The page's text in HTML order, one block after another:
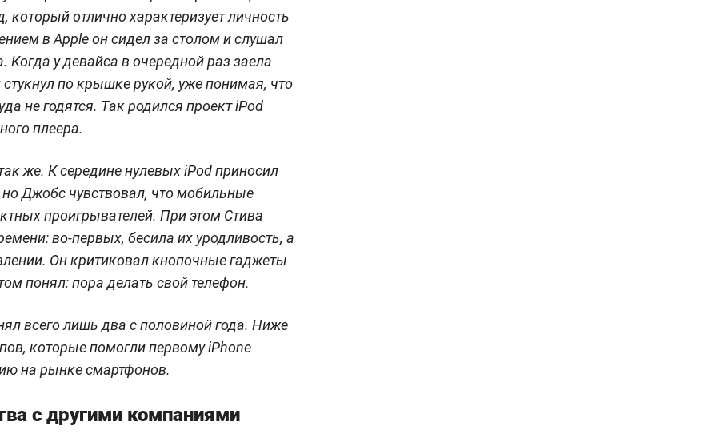
отлично характеризует личность
в Apple он сидел за столом и слушал
Когда у девайса в очередной раз заела
по крышке рукой, уже понимая, что
не годятся. Так родился проект iPod
плеера.
же. К середине нулевых iPod приносил
Джобс чувствовал, что мобильные
проигрывателей. При этом Стива
во-первых, бесила их уродливость, а
Он критиковал кнопочные гаджеты
понял: пора делать свой телефон.
всего лишь два с половиной года. Ниже
которые помогли первому iPhone
на рынке смартфонов.
с другими компаниями